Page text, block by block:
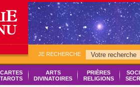
JE RECHERCHE
CARTES
TAROTS
ARTS
DIVINATOIRES
PRIÈRES
RELIGIONS